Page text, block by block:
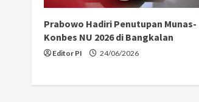
e
a
d
i
Prabowo Hadiri Penutupan Munas-
Konbes NU 2026 di Bangkalan
Editor PI 24/06/2026